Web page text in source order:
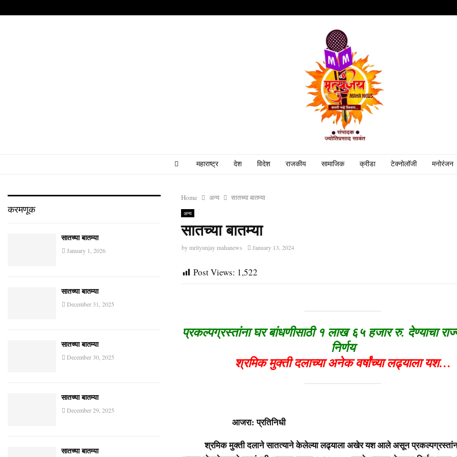
महाराष्ट्र देश विदेश राजकीय सामाजिक क्रीडा टेक्नोलॉजी मनोरंजन
Home अन्य सातच्या बातम्या
अन्य
सातच्या बातम्या
bymrityunjay mahanews January 13, 2024
Post Views: 1,522
प्रकल्पग्रस्तांना घर बांधणीसाठी १ लाख ६५ हजार रु. देण्याचा
निर्णय
श्रमिक मुक्ती दलाच्या अनेक वर्षांच्या लढ्याला यश…
आजरा: प्रतिनिधी
श्रमिक मुक्ती दलाने सातत्याने केलेल्या लढ्याला अखेर यश आले असून
करमणूक
सातच्या बातम्या
January 1, 2026
सातच्या बातम्या
December 31, 2025
सातच्या बातम्या
December 30, 2025
सातच्या बातम्या
December 29, 2025
सातच्या बातम्या